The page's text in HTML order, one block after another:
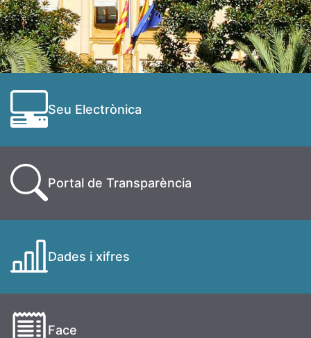
Seu Electrònica
Portal de Transparència
Dades i xifres
Face